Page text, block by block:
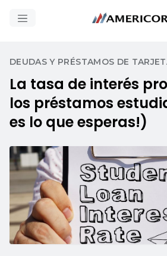
DEUDAS Y PRÉSTAMOS DE
La tasa de interés
los préstamos
es lo que esperas!)